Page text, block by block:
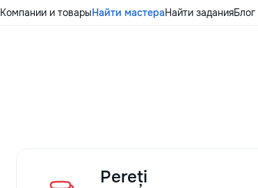
Компании и товарыНайти мастераНайти заданияБлог
Pereți